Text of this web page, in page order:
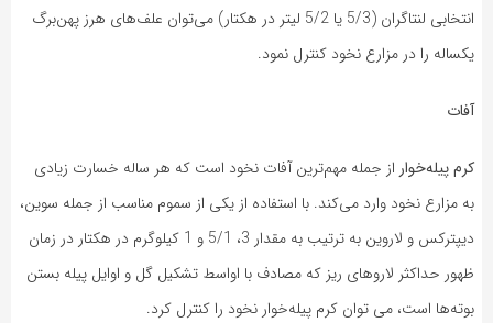
انتخابی لنتاگران (5/3 یا 5/2 لیتر در هکتار) می‌توان علف‌های هرز پهن‌برگ
یکساله را در مزارع نخود کنترل نمود.
آفات
کرم پیله‌خوار از جمله مهم‌ترین آفات نخود است که هر ساله خسارت زیادی
به مزارع نخود وارد می‌کند. با استفاده از یکی از سموم مناسب از جمله سوین،
دیپترکس و لاروین به ترتیب به مقدار 3، 5/1 و 1 کیلوگرم در هکتار در زمان
ظهور حداکثر لاروهای ریز که مصادف با اواسط تشکیل گل و اوایل پیله بستن
بوته‌ها است، می توان کرم پیله‌خوار نخود را کنترل کرد.